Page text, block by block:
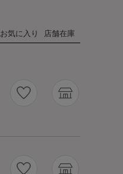
お気に入り 店舗在庫